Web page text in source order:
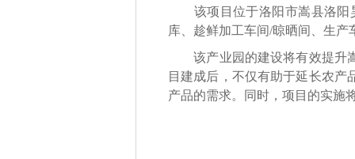
该项目位于洛阳市嵩县洛阳
库、 趁鲜加工车间/晾晒间
生产
该产业园的建设将有效提升
目建成后，不仅有助于延长农
产品的需求。同时，项目的实施